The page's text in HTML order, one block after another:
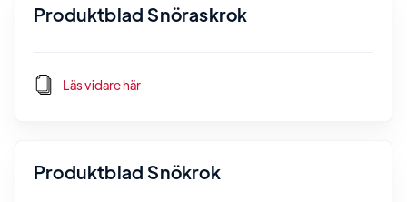
Produktblad Snöraskrok
Läs vidare här
Produktblad Snökrok